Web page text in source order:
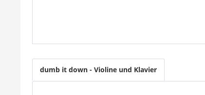
dumb it down - Violine und Klavier